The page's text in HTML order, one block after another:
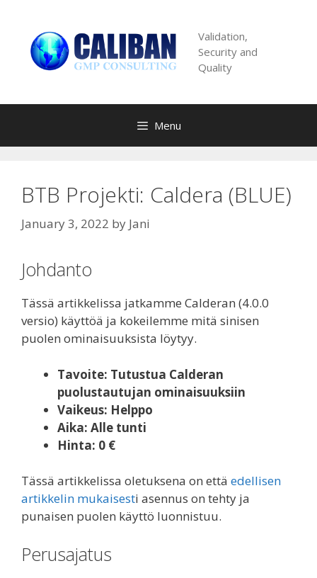
content
Validation,
Security and
Quality
Menu
BTB Projekti: Caldera (BLUE)
January 3, 2022 by Jani
Johdanto
Tässä artikkelissa jatkamme Calderan (4.0.0
versio) käyttöä ja kokeilemme mitä sinisen
puolen ominaisuuksista löytyy.
Tavoite: Tutustua Calderan
puolustautujan ominaisuuksiin
Vaikeus: Helppo
Aika: Alle tunti
Hinta: 0 €
Tässä artikkelissa oletuksena on että edellisen
artikkelin mukaisesti asennus on tehty ja
punaisen puolen käyttö luonnistuu.
Perusajatus